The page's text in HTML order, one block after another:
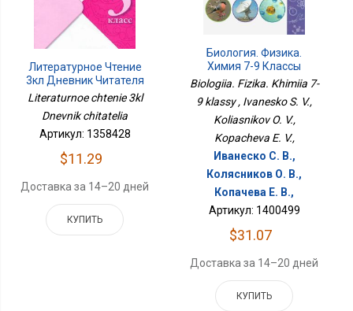
Литературное Чтение
3кл Дневник Читателя
Literaturnoe chtenie 3kl
Dnevnik chitatelia
Артикул: 1358428
$11.29
Доставка за 14–20 дней
КУПИТЬ
Биология. Физика.
Химия 7-9 Классы
Biologiia. Fizika. Khimiia 7-
9 klassy , Ivanesko S. V.,
Koliasnikov O. V.,
Kopacheva E. V.,
Иванеско С. В.,
Колясников О. В.,
Копачева Е. В.,
Артикул: 1400499
$31.07
Доставка за 14–20 дней
КУПИТЬ